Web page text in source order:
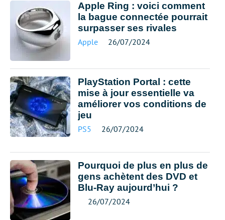
Apple Ring : voici comment
la bague connectée pourrait
surpasser ses rivales
Apple 26/07/2024
PlayStation Portal : cette
mise à jour essentielle va
améliorer vos conditions de
jeu
PS5 26/07/2024
Pourquoi de plus en plus de
gens achètent des DVD et
Blu-Ray aujourd’hui ?
26/07/2024